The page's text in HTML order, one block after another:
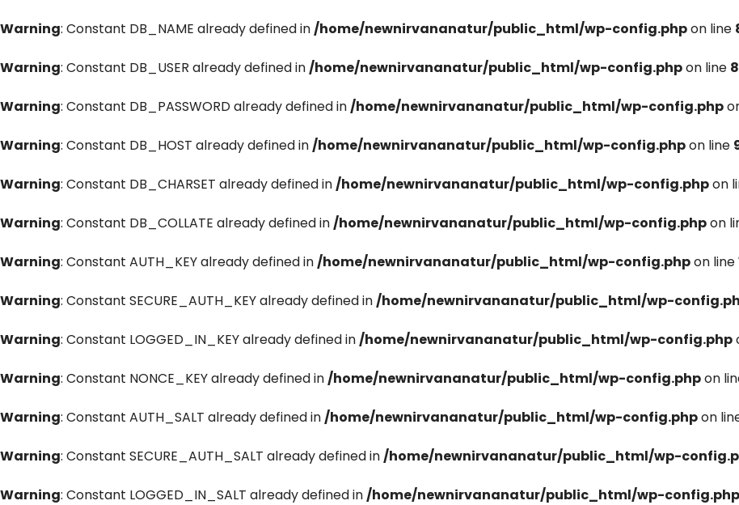
Warning: Constant DB_NAME already defined in/home/newnirvananatur/public_html/wp-config.phpon line
Warning: Constant DB_USER already defined in/home/newnirvananatur/public_html/wp-config.phpon line
Warning: Constant DB_PASSWORD already defined in/home/newnirvananatur/public_html/wp-config.php
Warning: Constant DB_HOST already defined in/home/newnirvananatur/public_html/wp-config.phpon line
Warning: Constant DB_CHARSET already defined in/home/newnirvananatur/public_html/wp-config.phpon
Warning: Constant DB_COLLATE already defined in/home/newnirvananatur/public_html/wp-config.phpon
Warning: Constant AUTH_KEY already defined in/home/newnirvananatur/public_html/wp-config.phpon line
Warning: Constant SECURE_AUTH_KEY already defined in/home/newnirvananatur/public_html/wp-
Warning: Constant LOGGED_IN_KEY already defined in/home/newnirvananatur/public_html/wp-config.php
Warning: Constant NONCE_KEY already defined in/home/newnirvananatur/public_html/wp-config.phpon
Warning: Constant AUTH_SALT already defined in/home/newnirvananatur/public_html/wp-config.phpon
Warning: Constant SECURE_AUTH_SALT already defined in/home/newnirvananatur/public_html/wp-
Warning: Constant LOGGED_IN_SALT already defined in/home/newnirvananatur/public_html/wp-config.php